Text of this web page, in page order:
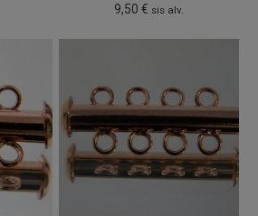
9,50 € sis alv.